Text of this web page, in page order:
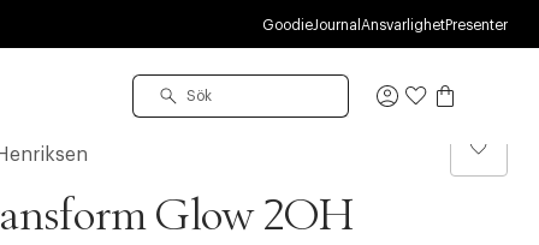
GoodieJournal AnsvarlighetPresenter
Logga
Glow 2OH